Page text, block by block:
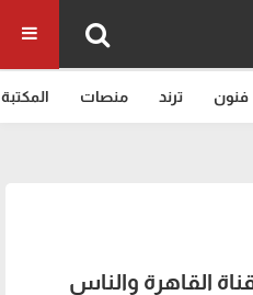
فنون ترند منصات المكتبة
القاهرة والناس